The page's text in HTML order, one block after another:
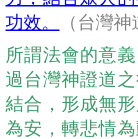
功效。
（台灣
所謂法會的意
過台灣神證道
結合，形成無
為安，轉悲情